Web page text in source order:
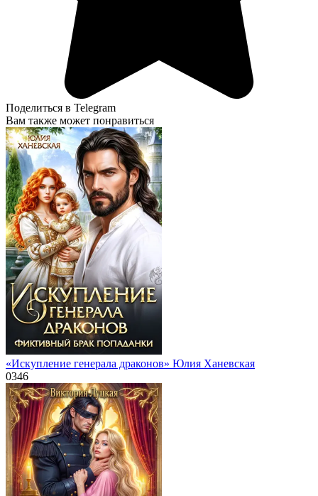
Поделиться в Telegram
Вам также может понравиться
«Искупление генерала драконов» Юлия Ханевская
0346